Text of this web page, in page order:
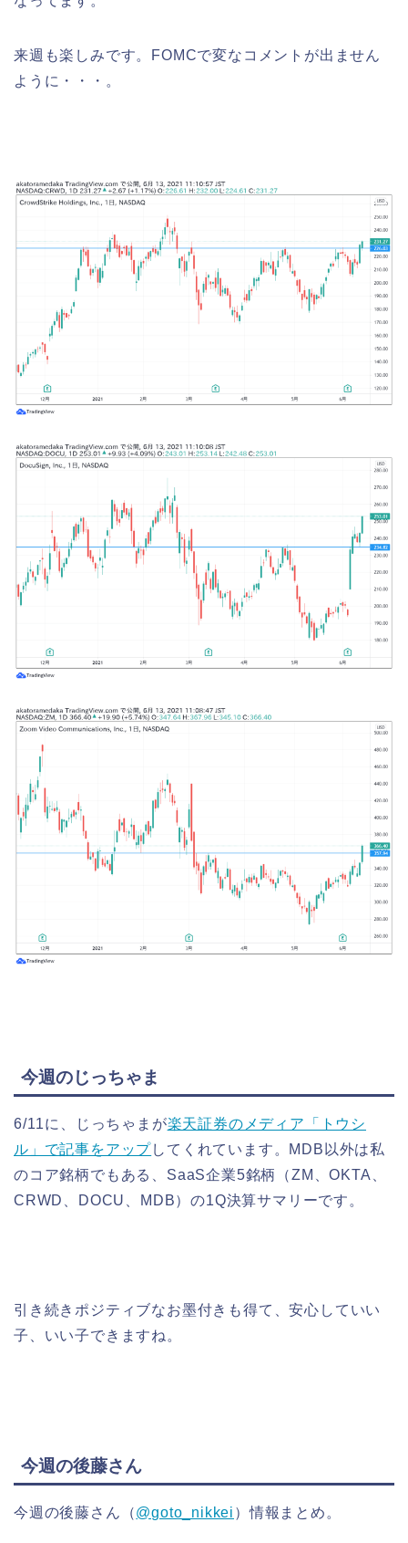
来週も楽しみです。FOMCで変なコメントが出ません
ように・・・。
今週のじっちゃま
6/11に、じっちゃまが楽天証券のメディア「トウシ
ル」で記事をアップしてくれています。MDB以外は私
のコア銘柄でもある、SaaS企業5銘柄（ZM、OKTA、
CRWD、DOCU、MDB）の1Q決算サマリーです。
引き続きポジティブなお墨付きも得て、安心していい
子、いい子できますね。
今週の後藤さん
今週の後藤さん（@goto_nikkei ）情報まとめ。